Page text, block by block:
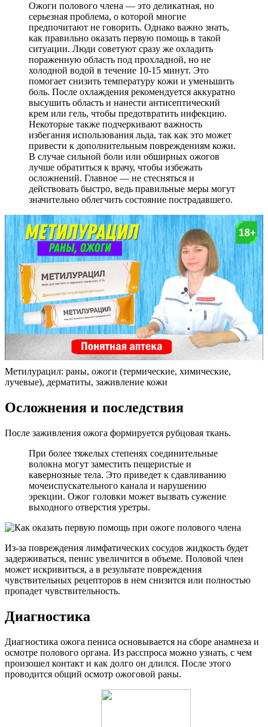
Ожоги полового члена — это деликатная, но
серьезная проблема, о которой многие
предпочитают не говорить. Однако важно знать,
как правильно оказать первую помощь в такой
ситуации. Люди советуют сразу же охладить
пораженную область под прохладной, но не
холодной водой в течение 10-15 минут. Это
помогает снизить температуру кожи и уменьшить
боль. После охлаждения рекомендуется аккуратно
высушить область и нанести антисептический
крем или гель, чтобы предотвратить инфекцию.
Некоторые также подчеркивают важность
избегания использования льда, так как это может
привести к дополнительным повреждениям кожи.
В случае сильной боли или обширных ожогов
лучше обратиться к врачу, чтобы избежать
осложнений. Главное — не стесняться и
действовать быстро, ведь правильные меры могут
значительно облегчить состояние пострадавшего.
Метилурацил: раны, ожоги (термические, химические,
лучевые), дерматиты, заживление кожи
Осложнения и последствия
После заживления ожога формируется рубцовая ткань.
При более тяжелых степенях соединительные
волокна могут заместить пещеристые и
кавернозные тела. Это приведет к сдавливанию
мочеиспускательного канала и нарушению
эрекции. Ожог головки может вызвать сужение
выходного отверстия уретры.
Из-за повреждения лимфатических сосудов жидкость будет
задерживаться, пенис увеличится в объеме. Половой член
может искривиться, а в результате повреждения
чувствительных рецепторов в нем снизится или полностью
пропадет чувствительность.
Диагностика
Диагностика ожога пениса основывается на сборе анамнеза и
осмотре полового органа. Из расспроса можно узнать, с чем
произошел контакт и как долго он длился. После этого
проводится общий осмотр ожоговой раны.